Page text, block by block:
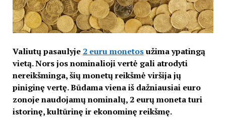
Valiutų pasaulyje 2 euru monetosužima ypatingą
vietą. Nors jos nominalioji vertė gali atrodyti
nereikšminga, šių monetų reikšmė viršija jų
piniginę vertę. Būdama viena iš dažniausiai euro
zonoje naudojamų nominalų, 2 eurų moneta turi
istorinę, kultūrinę ir ekonominę reikšmę.